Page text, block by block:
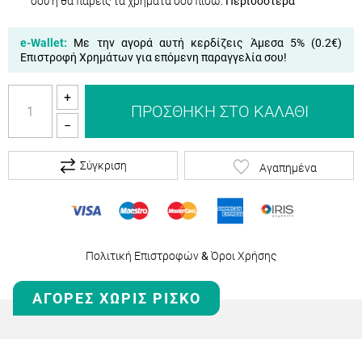
e-Wallet: Με την αγορά αυτή κερδίζεις Άμεσα 5% (0.2€)
Επιστροφή Χρημάτων για επόμενη παραγγελία σου!
+
−
ΠΡΟΣΘΉΚΗ ΣΤΟ ΚΑΛΆΘΙ
Σύγκριση Αγαπημένα
Πολιτική Επιστροφών&Όροι Χρήσης
ΑΓΟΡΈΣ ΧΩΡΊΣ ΡΊΣΚΟ